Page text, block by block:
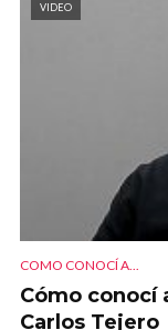
VIDEO
COMO CONOCÍ A...
Cómo conocí
Carlos Tejero